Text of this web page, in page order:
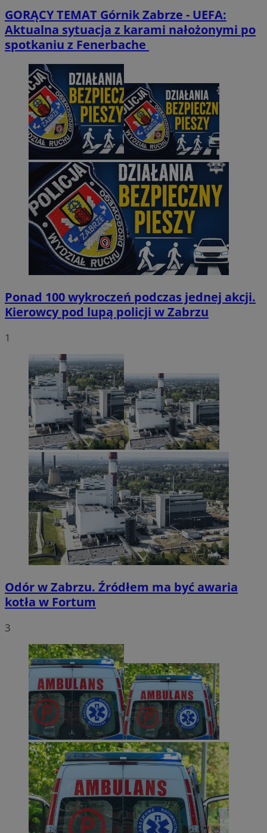
GORĄCY TEMAT Górnik Zabrze - UEFA:
Aktualna sytuacja z karami nałożonymi po
spotkaniu z Fenerbache
Ponad 100 wykroczeń podczas jednej akcji.
Kierowcy pod lupą policji w Zabrzu
1
Odór w Zabrzu. Źródłem ma być awaria
kotła w Fortum
3